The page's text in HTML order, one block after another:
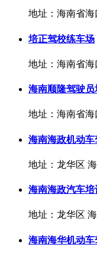
地址：海南省海
培正驾校练车场
地址：海南省海
海南顺隆驾驶员
地址：海南省海
海南海政机动
地址：龙华区
海南海政汽车
地址：龙华区
海南海华机动